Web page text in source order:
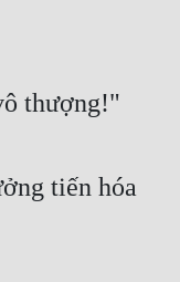
thượng!"
tiến hóa